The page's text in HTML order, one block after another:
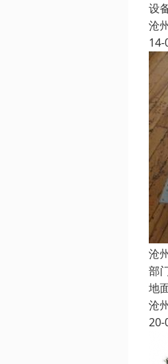
设
沧
14-
沧
部
地
沧
20-